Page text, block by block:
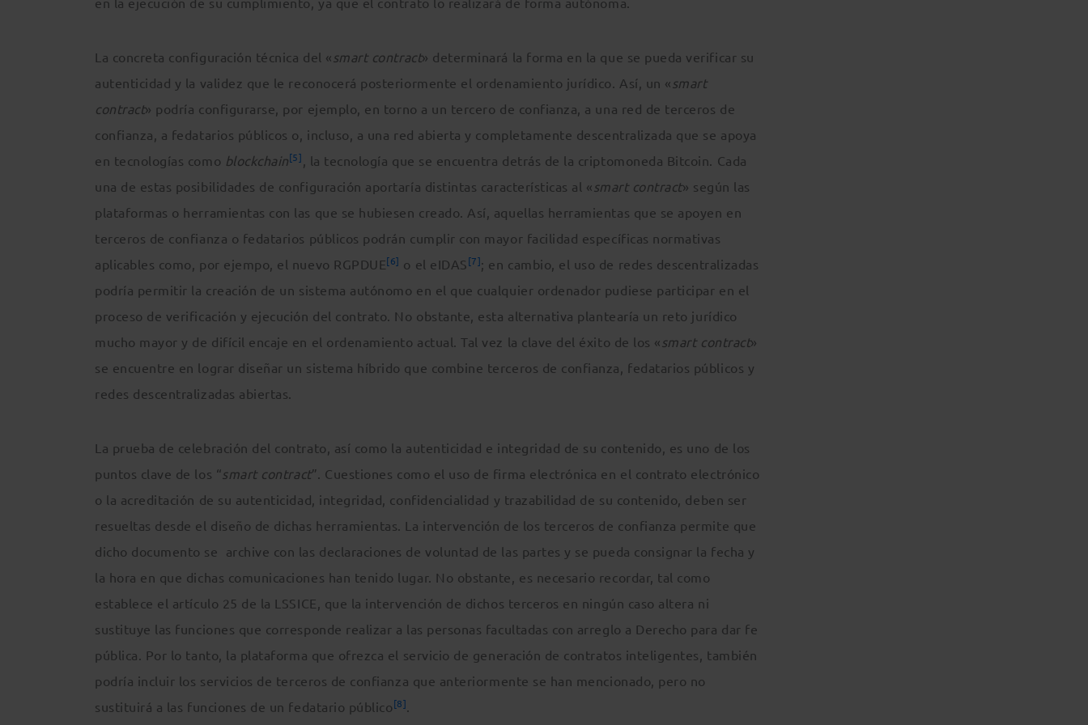
La concreta configuración técnica del « smart contract» determinará la forma en la que se pueda verificar su
autenticidad y la validez que le reconocerá posteriormente el ordenamiento jurídico. Así, un « smart
contract» podría configurarse, por ejemplo, en torno a un tercero de confianza, a una red de terceros de
confianza, a fedatarios públicos o, incluso, a una red abierta y completamente descentralizada que se apoya
en tecnologías como blockchain[5], la tecnología que se encuentra detrás de la criptomoneda Bitcoin. Cada
una de estas posibilidades de configuración aportaría distintas características al « smart contract» según las
plataformas o herramientas con las que se hubiesen creado. Así, aquellas herramientas que se apoyen en
terceros de confianza o fedatarios públicos podrán cumplir con mayor facilidad específicas normativas
aplicables como, por ejempo, el nuevo RGPDUE[6] o el eIDAS[7]; en cambio, el uso de redes descentralizadas
podría permitir la creación de un sistema autónomo en el que cualquier ordenador pudiese participar en el
proceso de verificación y ejecución del contrato. No obstante, esta alternativa plantearía un reto jurídico
mucho mayor y de difícil encaje en el ordenamiento actual. Tal vez la clave del éxito de los « smart contract»
se encuentre en lograr diseñar un sistema híbrido que combine terceros de confianza, fedatarios públicos y
redes descentralizadas abiertas.
La prueba de celebración del contrato, así como la autenticidad e integridad de su contenido, es uno de los
puntos clave de los “smart contract”. Cuestiones como el uso de firma electrónica en el contrato electrónico
o la acreditación de su autenticidad, integridad, confidencialidad y trazabilidad de su contenido, deben ser
resueltas desde el diseño de dichas herramientas. La intervención de los terceros de confianza permite que
dicho documento se archive con las declaraciones de voluntad de las partes y se pueda consignar la fecha y
la hora en que dichas comunicaciones han tenido lugar. No obstante, es necesario recordar, tal como
establece el artículo 25 de la LSSICE, que la intervención de dichos terceros en ningún caso altera ni
sustituye las funciones que corresponde realizar a las personas facultadas con arreglo a Derecho para dar fe
pública. Por lo tanto, la plataforma que ofrezca el servicio de generación de contratos inteligentes, también
podría incluir los servicios de terceros de confianza que anteriormente se han mencionado, pero no
sustituirá a las funciones de un fedatario público[8].